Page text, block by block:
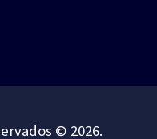
© 2026.